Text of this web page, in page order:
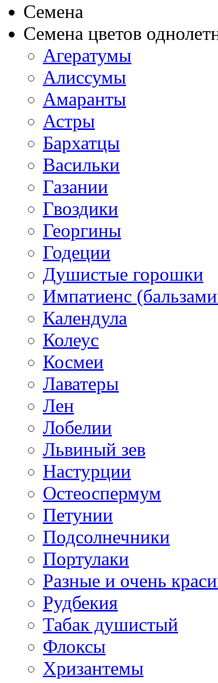
Семена
Семена цветов
Агератумы
Алиссумы
Амаранты
Астры
Бархатцы
Васильки
Газании
Гвоздики
Георгины
Годеции
Душистые горошки
Импатиенс
Календула
Колеус
Космеи
Лаватеры
Лен
Лобелии
Львиный зев
Настурции
Остеоспермум
Петунии
Подсолнечники
Портулаки
Разные и очень
Рудбекия
Табак душистый
Флоксы
Хризантемы